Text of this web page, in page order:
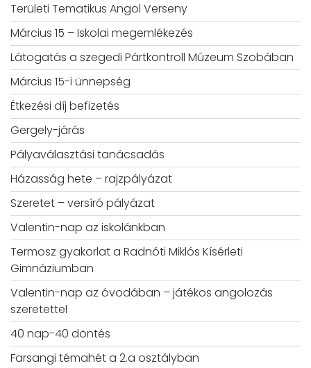
Területi Tematikus Angol Verseny
Március 15 – Iskolai megemlékezés
Látogatás a szegedi Pártkontroll Múzeum Szobában
Március 15-i ünnepség
Étkezési díj befizetés
Gergely-járás
Pályaválasztási tanácsadás
Házasság hete – rajzpályázat
Szeretet – versíró pályázat
Valentin-nap az iskolánkban
Termosz gyakorlat a Radnóti Miklós Kísérleti
Gimnáziumban
Valentin-nap az óvodában – játékos angolozás
szeretettel
40 nap-40 döntés
Farsangi témahét a 2.a osztályban